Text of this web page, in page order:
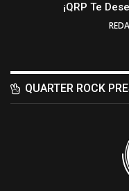
¡QRP Te
QUARTER ROCK